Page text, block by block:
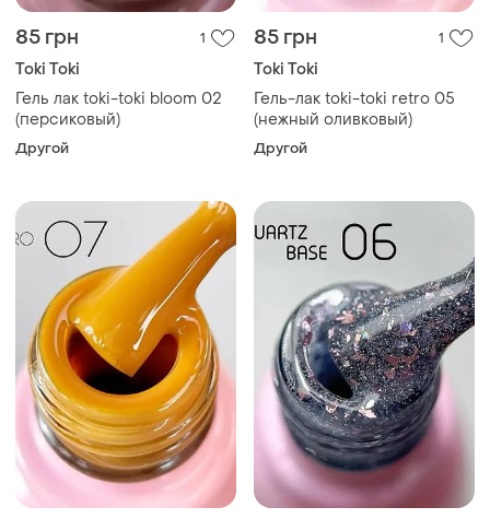
85 грн 1
Toki Toki
Гель лак toki-toki bloom 02
(персиковый)
Другой
85 грн 1
Toki Toki
Гель-лак toki-toki retro 05
(нежный оливковый)
Другой